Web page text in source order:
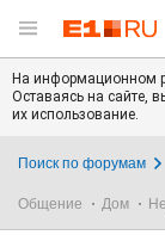
На информационном
Оставаясь на сайте,
их использование.
Поиск по форумам
Общение Дом